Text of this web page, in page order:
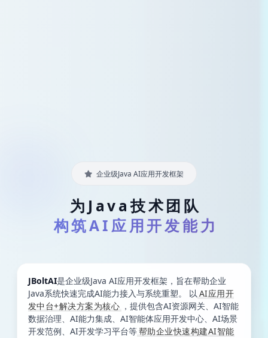
企业级Java AI应用开发框架
为 J av a 技术 团 队
构筑AI 应 用 开发能 力
JBoltAI是企业级Java AI应用开发框架，旨在帮助企业
Java系统快速完成AI能力接入与系统重塑。 以 AI应用开
发中台+解决方案为核心 ，提供包含AI资源网关、AI智能
数据治理、AI能力集成、AI智能体应用开发中心、AI场景
开发范例、AI开发学习平台等帮助企业快速构建AI智能